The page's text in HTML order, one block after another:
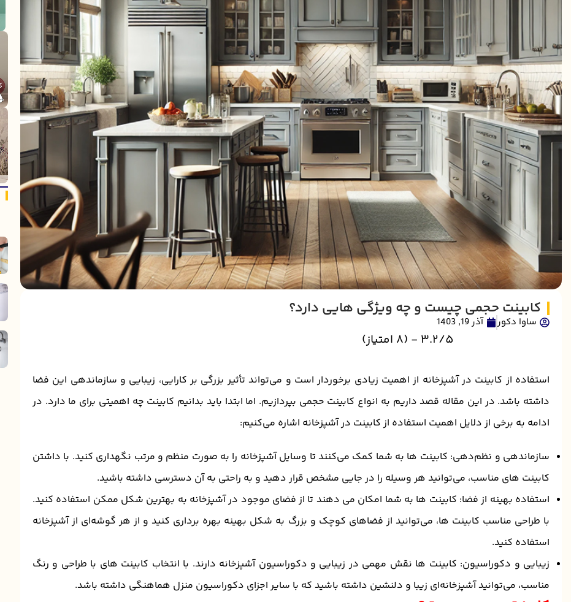
کابینت حجمی چیست و چه ویژگی هایی دارد؟
ساوا دکور آذر 19, 1403
3.2/5 - (8 امتیاز)
استفاده از کابینت در آشپزخانه از اهمیت زیادی برخوردار است و می‌تواند تأثیر بزرگی بر کارایی، زیبایی و سازماندهی این فضا
داشته باشد. در این مقاله قصد داریم به انواع کابینت حجمی بپردازیم. اما ابتدا باید بدانیم کابینت چه اهمیتی برای ما دارد. در
ادامه به برخی از دلایل اهمیت استفاده از کابینت در آشپزخانه اشاره می‌کنیم:
سازماندهی و نظم‌دهی: کابینت ‌ها به شما کمک می‌کنند تا وسایل آشپزخانه را به صورت منظم و مرتب نگهداری کنید. با داشتن
کابینت ‌های مناسب، می‌توانید هر وسیله را در جایی مشخص قرار دهید و به راحتی به آن دسترسی داشته باشید.
استفاده بهینه از فضا: کابینت ‌ها به شما امکان می ‌دهند تا از فضای موجود در آشپزخانه به بهترین شکل ممکن استفاده کنید.
با طراحی مناسب کابینت‌ ها، می‌توانید از فضاهای کوچک و بزرگ به شکل بهینه بهره ‌برداری کنید و از هر گوشه‌ای از آشپزخانه
استفاده کنید.
زیبایی و دکوراسیون: کابینت ‌ها نقش مهمی در زیبایی و دکوراسیون آشپزخانه دارند. با انتخاب کابینت ‌های با طراحی و رنگ
مناسب، می‌توانید آشپزخانه‌ای زیبا و دلنشین داشته باشید که با سایر اجزای دکوراسیون منزل هماهنگی داشته باشد.